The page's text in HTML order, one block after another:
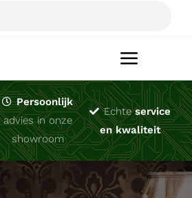
Toggle
Persoonlijk
advies in onze
showroom
Echteservice
en kwaliteit